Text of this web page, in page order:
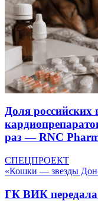
Доля российских
раз — RNC
СПЕЦПРОЕКТ
«Кошки — звезды
ГК ВИК